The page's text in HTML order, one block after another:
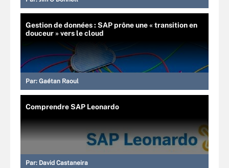
Gestion de données : SAP prône une « transition en
douceur » vers le cloud
Par: Gaétan Raoul
Comprendre SAP Leonardo
Par: David Castaneira